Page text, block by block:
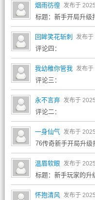
烟雨彷徨 发布于
标题：新手开局升级
回眸笑花斩刺 发布于
评论四：
我幼稚你管我 发布于
评论三：
永不言弃 发布于
评论二：
一身仙气 发布于
76传奇新手开局升级
温眉软眼 发布于
标题：新手玩家的升
怀抱清风 发布于